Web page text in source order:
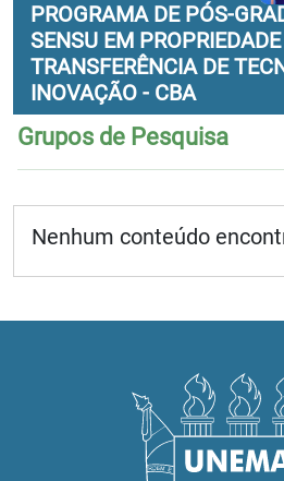
PROGRAMA DE PÓS-
SENSU EM
TRANSFERÊNCIA DE
INOVAÇÃO - CBA
Grupos de Pesquisa
Nenhum conteúdo